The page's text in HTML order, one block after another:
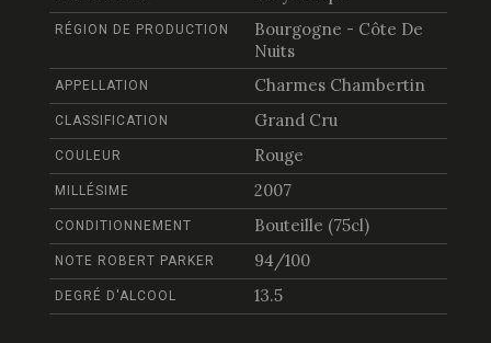
RÉGION DE PRODUCTION
Bourgogne - Côte De
Nuits
APPELLATION Charmes Chambertin
CLASSIFICATION Grand Cru
COULEUR Rouge
MILLÉSIME 2007
CONDITIONNEMENT Bouteille (75cl)
NOTE ROBERT PARKER 94/100
DEGRÉ D'ALCOOL 13.5